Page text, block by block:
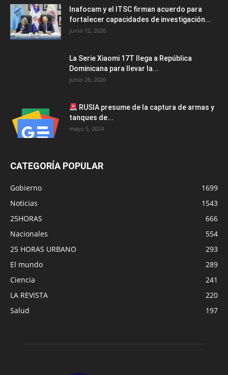
Inafocam y el ITSC firman acuerdo para
fortalecer capacidades de investigación...
junio 12, 2026
La Serie Xiaomi 17T llega a República
Dominicana para llevar la...
junio 26, 2026
RUSIA presume de la captura de armas y
tanques de...
mayo 5, 2024
CATEGORÍA POPULAR
Gobierno
1699
Noticias
1543
25HORAS
666
Nacionales
554
25 HORAS URBANO
293
El mundo
289
Ciencia
241
LA REVISTA
220
Salud
197